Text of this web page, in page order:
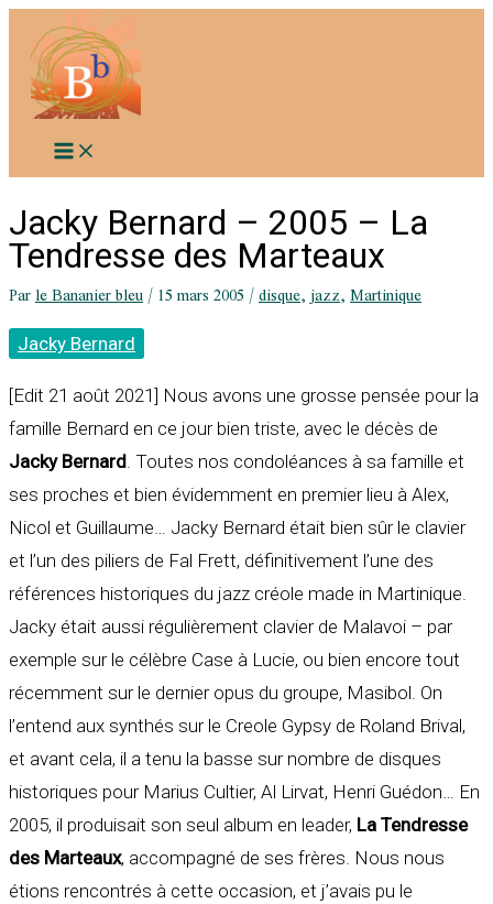
contenu
Jacky Bernard – 2005 – La
Tendresse des Marteaux
Parle Bananier bleu/15 mars 2005/disque,jazz,Martinique
Jacky Bernard
[Edit 21 août 2021] Nous avons une grosse pensée pour la
famille Bernard en ce jour bien triste, avec le décès de
Jacky Bernard. Toutes nos condoléances à sa famille et
ses proches et bien évidemment en premier lieu à Alex,
Nicol et Guillaume… Jacky Bernard était bien sûr le clavier
et l’un des piliers de Fal Frett, définitivement l’une des
références historiques du jazz créole made in Martinique.
Jacky était aussi régulièrement clavier de Malavoi – par
exemple sur le célèbre Case à Lucie, ou bien encore tout
récemment sur le dernier opus du groupe, Masibol. On
l’entend aux synthés sur le Creole Gypsy de Roland Brival,
et avant cela, il a tenu la basse sur nombre de disques
historiques pour Marius Cultier, Al Lirvat, Henri Guédon… En
2005, il produisait son seul album en leader, La Tendresse
des Marteaux, accompagné de ses frères. Nous nous
étions rencontrés à cette occasion, et j’avais pu le